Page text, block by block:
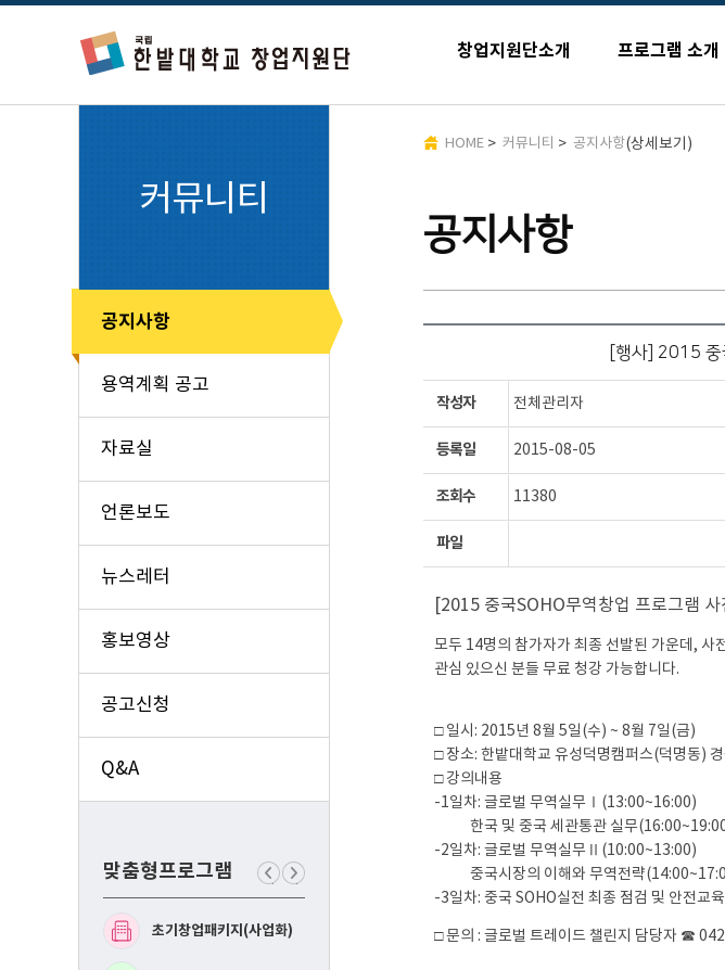
창업지원단소개 프로그램 소개
커뮤니티
공지사항
용역계획 공고
자료실
언론보도
뉴스레터
홍보영상
공고신청
Q&A
맞춤형프로그램
맞
춤
맞
춤
초기창업패키지(사업화) 예비창업패키지(사업화)
공지사항
HOME> 커뮤니티 > 공지사항(상세보기)
[행사] 2015 중
작성자 전체관리자
등록일 2015-08-05
조회수 11380
파일
[2015 중국SOHO무역창업 프로그램 사
모두 14명의 참가자가 최종 선발된 가운데, 사
관심 있으신 분들 무료 청강 가능합니다.
□ 일시: 2015년 8월 5일(수) ~ 8월 7일(금)
□ 장소: 한밭대학교 유성덕명캠퍼스(덕명동)
□ 강의내용
-1일차: 글로벌 무역실무Ⅰ(13:00~16:00)
한국 및 중국 세관통관 실무
-2일차: 글로벌 무역실무Ⅱ(10:00~13:00)
중국시장의 이해와 무역전략
-3일차: 중국 SOHO실전 최종 점검 및 안전교
□ 문의 : 글로벌 트레이드 챌린지 담당자 ☎